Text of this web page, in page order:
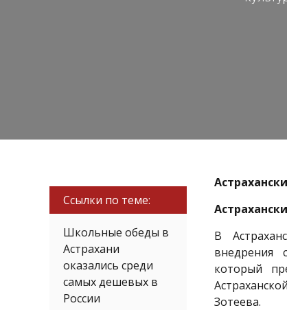
Ссылки по теме:
Школьные обеды в
Астрахани
оказались среди
самых дешевых в
России
В
внедрения
который
Зотеева.